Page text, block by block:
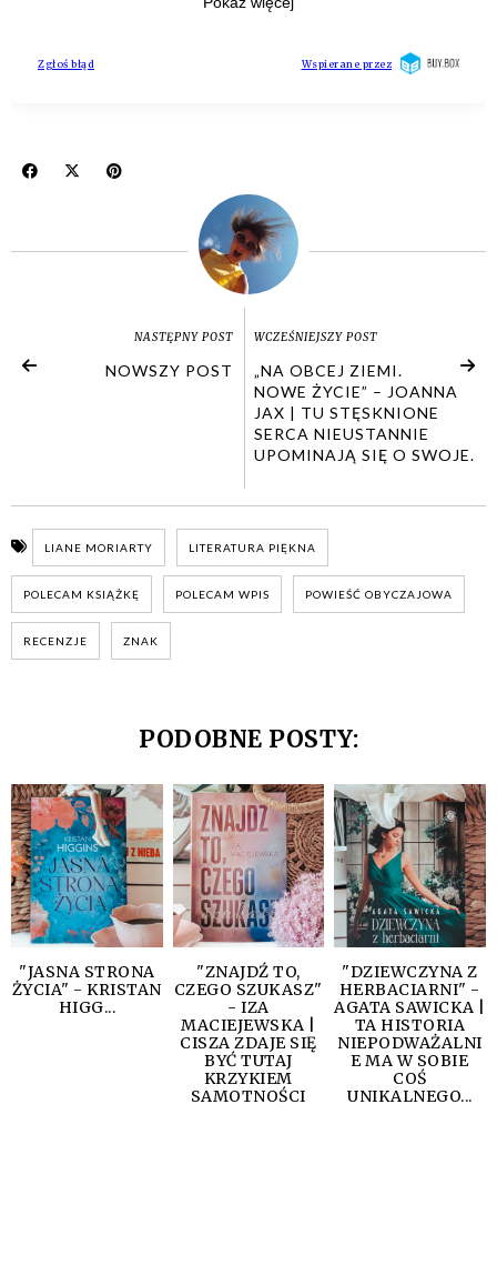
NASTĘPNY POST
NOWSZY POST
WCZEŚNIEJSZY POST
„NA OBCEJ ZIEMI.
NOWE ŻYCIE” – JOANNA
JAX | TU STĘSKNIONE
SERCA NIEUSTANNIE
UPOMINAJĄ SIĘ O SWOJE.
LIANE MORIARTY LITERATURA PIĘKNA
POLECAM KSIĄŻKĘ POLECAM WPIS POWIEŚĆ OBYCZAJOWA
RECENZJE ZNAK
PODOBNE POSTY:
"JASNA STRONA
ŻYCIA" - KRISTAN
HIGG...
"ZNAJDŹ TO,
CZEGO SZUKASZ"
- IZA
MACIEJEWSKA |
CISZA ZDAJE SIĘ
BYĆ TUTAJ
KRZYKIEM
SAMOTNOŚCI
"DZIEWCZYNA Z
HERBACIARNI" -
AGATA SAWICKA |
TA HISTORIA
NIEPODWAŻALNI
E MA W SOBIE
COŚ
UNIKALNEGO...